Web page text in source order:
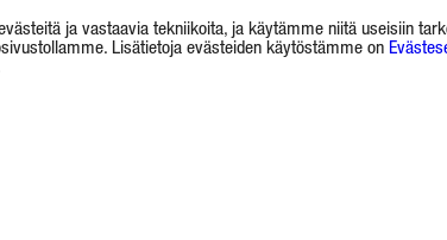
ja vastaavia tekniikoita, ja käytämme niitä useisiin
Lisätietoja evästeiden käytöstämme on